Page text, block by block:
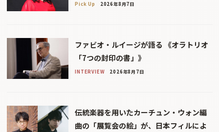
Pick Up 2026年8月7日
ファビオ・ルイージが語る 《オラトリオ
「7つの封印の書」》
INTERVIEW 2026年8月7日
伝統楽器を用いたカーチュン・ウォン編
曲の「展覧会の絵」が、日本フィルによ